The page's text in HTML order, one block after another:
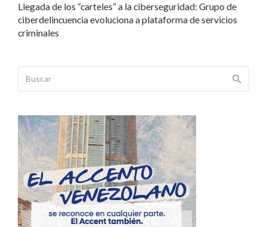
Llegada de los “carteles” a la ciberseguridad: Grupo de
ciberdelincuencia evoluciona a plataforma de servicios
criminales